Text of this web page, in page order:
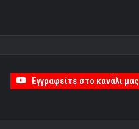
Εγγραφείτε στο κανάλι μας